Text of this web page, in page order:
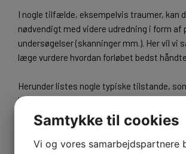
I nogle tilfælde, eksempelvis traumer, kan
nødvendigt med videre udredning i form af
undersøgelser (skanninger mm.). Her vil vi
læge vurdere hvordan forløbet bedst
Herunder listes nogle typiske tilstande,
klinikken. Listen er dog ikke udtømmende.
Kontakt klinikken pr. telefon, mail eller
online via hjemmesiden.
Samtykke til cookies
Vi og vores samarbejdspartnere